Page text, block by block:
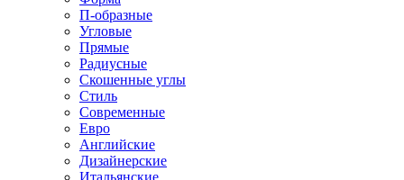
П-образные
Угловые
Прямые
Радиусные
Скошенные углы
Стиль
Современные
Евро
Английские
Дизайнерские
Итальянские